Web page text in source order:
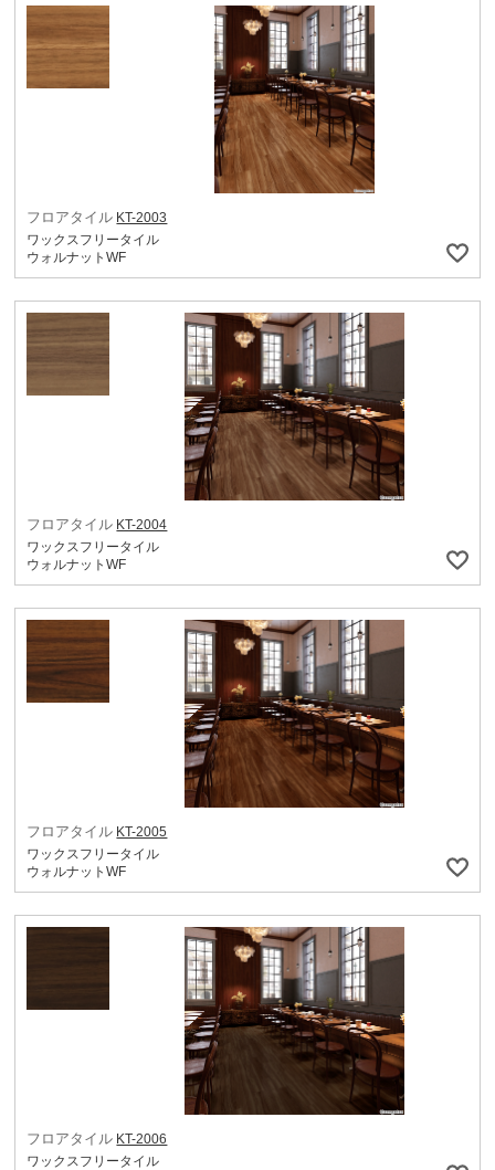
フロアタイル KT-2003
ワックスフリータイル
ウォルナットWF
フロアタイル KT-2004
ワックスフリータイル
ウォルナットWF
フロアタイル KT-2005
ワックスフリータイル
ウォルナットWF
フロアタイル KT-2006
ワックスフリータイル